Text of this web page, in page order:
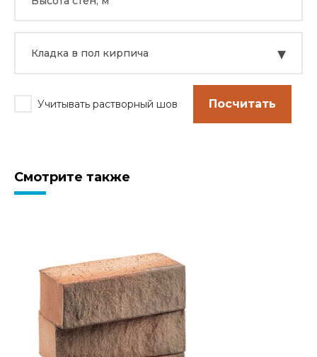
Кладка в пол кирпича ▾
Учитывать растворный шов Посчитать
Смотрите также